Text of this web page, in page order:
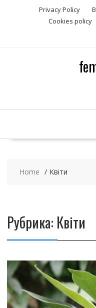
t
Privacy Policy
Сookies policy
Home Квіти
Рубрика: Квіти